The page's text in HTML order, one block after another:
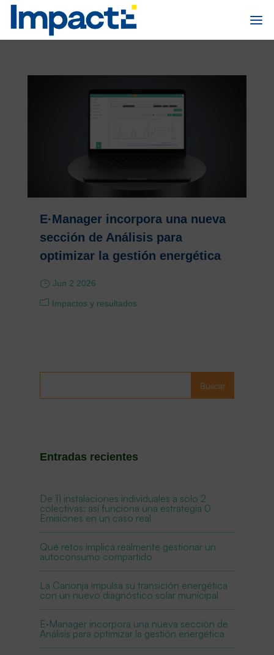
E·Manager incorpora una nueva
sección de Análisis para
optimizar la gestión energética
Jun 2 2026
Impactos y resultados
Buscar
Entradas recientes
De 11 instalaciones individuales a solo 2
colectivas: así funciona una estrategia 0
Emisiones en un caso real
Qué retos implica realmente gestionar un
autoconsumo compartido
La Canonja impulsa su transición energética
con un nuevo diagnóstico solar municipal
E·Manager incorpora una nueva sección de
Análisis para optimizar la gestión energética